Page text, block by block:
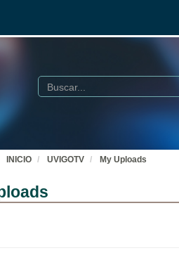
Buscar
INICIO UVIGOTV My Uploads